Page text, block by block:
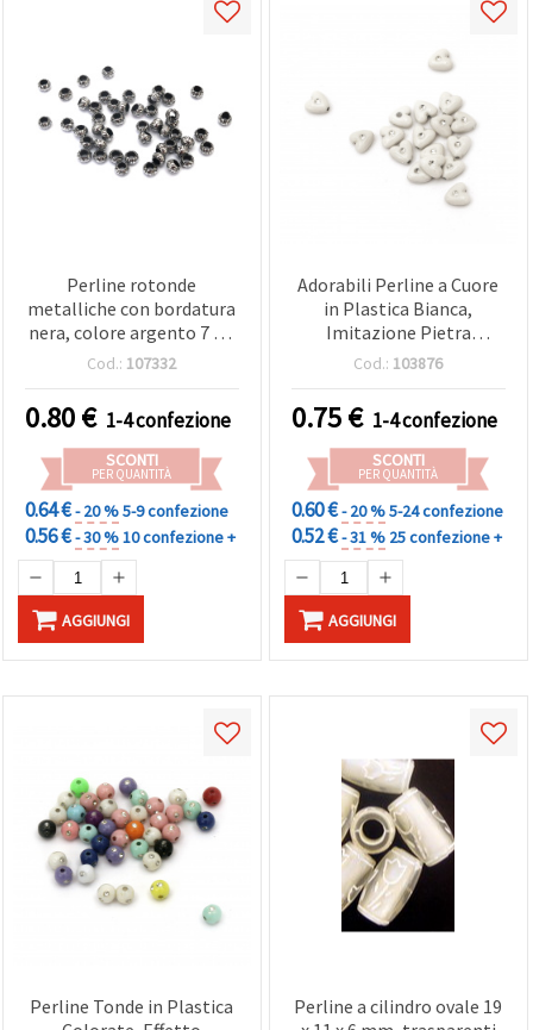
Perline rotonde
metalliche con bordatura
nera, colore argento 7 x 4
mm, foro 4 mm - 20 g
Cod.: 107332
0.80€ 1-4 confezione
SCONTI
PER QUANTITÀ
0.64 €- 20 %5-9 confezione
0.56 €- 30 %10 confezione +
AGGIUNGI
Adorabili Perline a Cuore
in Plastica Bianca,
Imitazione Pietra
Preziosa, 8 x 4,5 mm, Foro
Perfette, Romantici e
Progetti, Creativi
Cod.: 103876
0.75€ 1-4 confezione
SCONTI
PER QUANTITÀ
0.60 €- 20 %5-24 confezione
0.52 €- 31 % 25 confezione +
AGGIUNGI
Perline Tonde in Plastica
Perline a cilindro ovale 19